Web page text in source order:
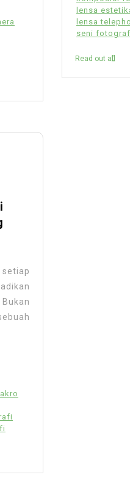
lensa
lensa
seni
Read out all